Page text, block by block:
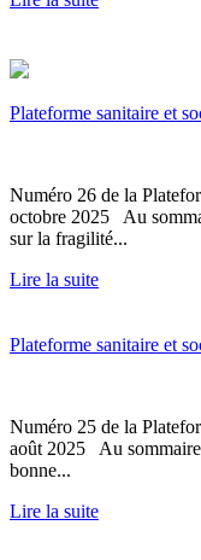
Plateforme sanitaire et
Numéro 26 de la
octobre 2025 Au
sur la fragilité...
Lire la suite
Plateforme sanitaire et
Numéro 25 de la
août 2025 Au
bonne...
Lire la suite